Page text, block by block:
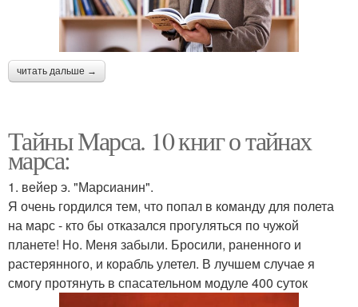
читать дальше →
Тайны Марса. 10 книг о тайнах
марса:
1. вейер э. "Марсианин".
Я очень гордился тем, что попал в команду для полета
на марс - кто бы отказался прогуляться по чужой
планете! Но. Меня забыли. Бросили, раненного и
растерянного, и корабль улетел. В лучшем случае я
смогу протянуть в спасательном модуле 400 суток